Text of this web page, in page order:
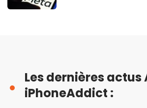
Les dernières actus
iPhoneAddict :